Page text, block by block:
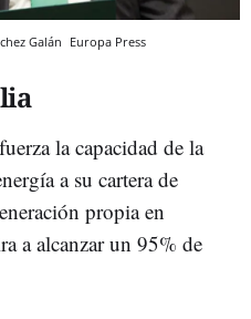
Galán Europa Press
la capacidad de la
a su cartera de
propia en
a alcanzar un 95% de